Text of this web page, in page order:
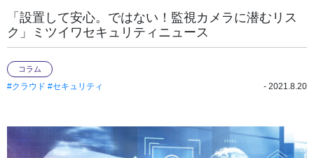
「設置して安心。ではない！監視カメラに潜むリス
ク」ミツイワセキュリティニュース
コラム
#クラウド #セキュリティ - 2021.8.20